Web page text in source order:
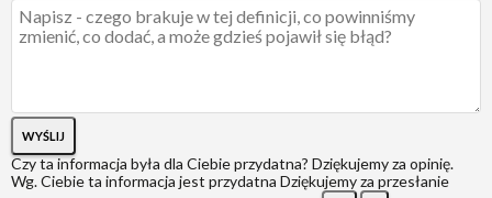
WYŚLIJ
Czy ta informacja była dla Ciebie przydatna? Dziękujemy za opinię.
Wg. Ciebie ta informacja jest przydatna Dziękujemy za przesłanie